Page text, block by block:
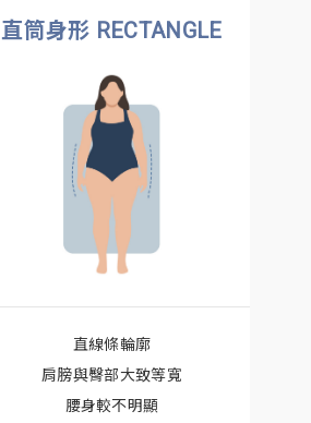
直筒身形 RECTANGLE
直線條輪廓
肩膀與臀部大致等寬
腰身較不明顯